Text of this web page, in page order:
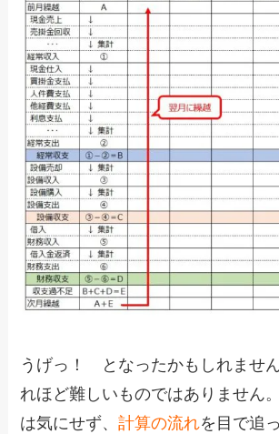
うげっ！ となったかもしれませ
れほど難しいものではありません
は気にせず、計算の流れを目で追